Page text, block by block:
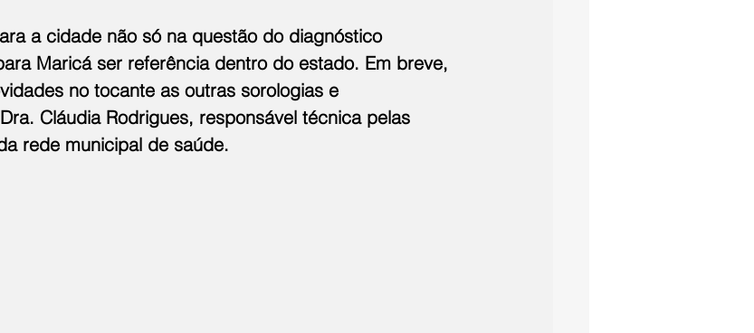
a cidade não só na questão do diagnóstico
Maricá ser referência dentro do estado. Em breve,
no tocante as outras sorologias e
Cláudia Rodrigues, responsável técnica pelas
rede municipal de saúde.